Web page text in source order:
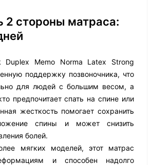
2 стороны матраса:
Duplex Memo Norma Latex Strong
поддержку позвоночника, что
для людей с большим весом, а
предпочитает спать на спине или
жесткость помогает сохранить
спины и может снизить
болей.
мягких моделей, этот матрас
и способен надолго